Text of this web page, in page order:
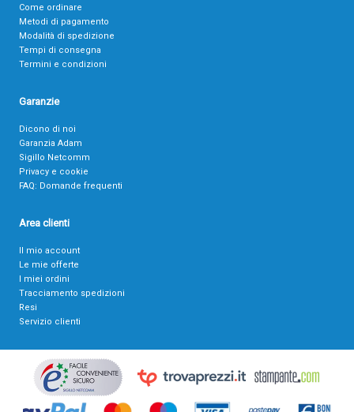
Come ordinare
Metodi di pagamento
Modalità di spedizione
Tempi di consegna
Termini e condizioni
Garanzie
Dicono di noi
Garanzia Adam
Sigillo Netcomm
Privacy e cookie
FAQ: Domande frequenti
Area clienti
Il mio account
Le mie offerte
I miei ordini
Tracciamento spedizioni
Resi
Servizio clienti